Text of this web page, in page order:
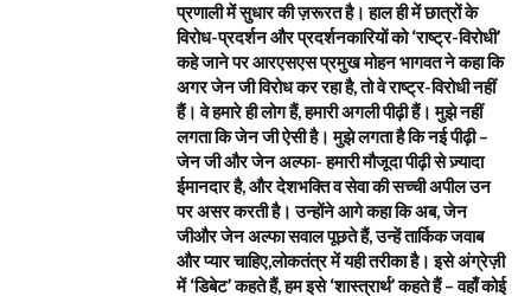
प्रणाली में सुधार की ज़रूरत है। हाल ही में छात्रों के
विरोध-प्रदर्शन और प्रदर्शनकारियों को ‘राष्ट्र-विरोधी’
कहे जाने पर आरएसएस प्रमुख मोहन भागवत ने कहा कि
अगर जेन जी विरोध कर रहा है, तो वे राष्ट्र-विरोधी नहीं
हैं। वे हमारे ही लोग हैं, हमारी अगली पीढ़ी हैं। मुझे नहीं
लगता कि जेन जी ऐसी है। मुझे लगता है कि नई पीढ़ी –
जेन जी और जेन अल्फा- हमारी मौजूदा पीढ़ी से ज़्यादा
ईमानदार है, और देशभक्ति व सेवा की सच्ची अपील उन
पर असर करती है। उन्होंने आगे कहा कि अब, जेन
जीऔर जेन अल्फा सवाल पूछते हैं, उन्हें तार्किक जवाब
और प्यार चाहिए,लोकतंत्र में यही तरीका है। इसे अंग्रेज़ी
में ‘डिबेट’ कहते हैं, हम इसे ‘शास्त्रार्थ’ कहते हैं – वहाँ कोई